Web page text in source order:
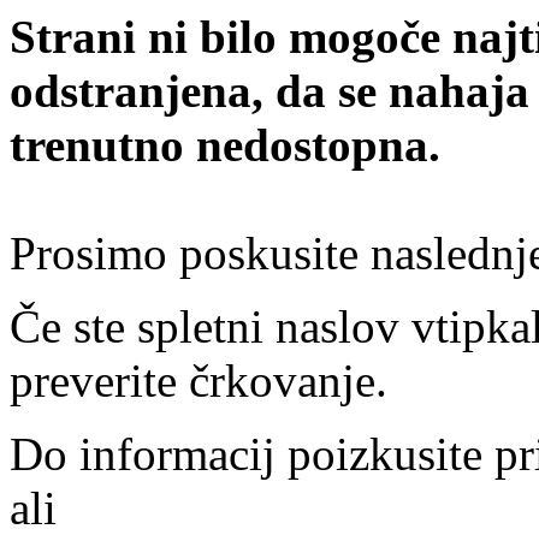
Strani ni bilo mogoče
odstranjena, da se
trenutno nedostopna.
Prosimo poskusite
Če ste spletni naslov
preverite črkovanje.
Do informacij poizkusite
ali